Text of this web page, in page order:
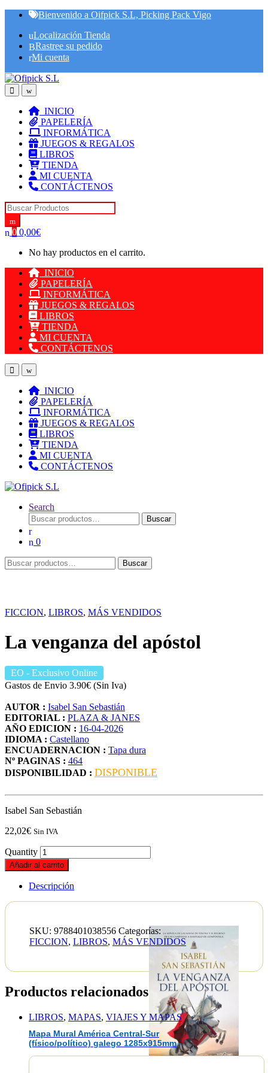
Skip
navigation
Skip
content
Bienvenido a Oifpick S.L, Picking Pack Vigo
Localización Tienda
Rastree su pedido
Mi cuenta
INICIO
PAPELERÍA
INFORMÁTICA
JUEGOS & REGALOS
LIBROS
TIENDA
MI CUENTA
CONTÁCTENOS
Search for:
0 0,00€
No hay productos en el carrito.
INICIO
PAPELERÍA
INFORMÁTICA
JUEGOS & REGALOS
LIBROS
TIENDA
MI CUENTA
CONTÁCTENOS
INICIO
PAPELERÍA
INFORMÁTICA
JUEGOS & REGALOS
LIBROS
TIENDA
MI CUENTA
CONTÁCTENOS
Search
Buscar
por:
Buscar
0
Buscar
por:
Buscar
FICCION, LIBROS, MÁS VENDIDOS
La venganza del apóstol
EO - Exclusivo Online
Gastos de Envio 3.90€ (Sin Iva)
AUTOR : Isabel San Sebastián
EDITORIAL : PLAZA & JANES
AÑO EDICION : 16-04-2026
IDIOMA : Castellano
ENCUADERNACION : Tapa dura
Nº PAGINAS : 464
DISPONIBILIDAD : DISPONIBLE
Isabel San Sebastián
22,02€ Sin IVA
Quantity
Añadir al carrito
Descripción
SKU: 9788401038556 Categorías:
FICCION, LIBROS, MÁS VENDIDOS
Productos relacionados
LIBROS, MAPAS, VIAJES Y MAPAS
Mapa Mural América Central-Sur
(físico/político) galego 1285x915mm